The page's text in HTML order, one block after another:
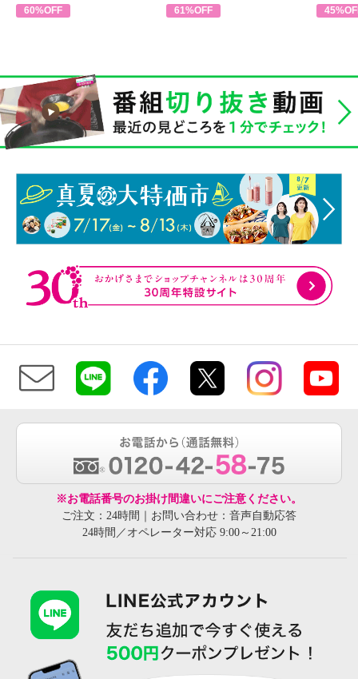
60%OFF 61%OFF
※お電話番号のお掛け間違いにご注意ください。
ご注文：24時間｜お問い合わせ：音声自動応答
24時間／オペレーター対応 9:00～21:00